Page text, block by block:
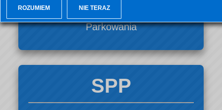
Parkowania
SPP
przetwarzanych na podstawie art. 6 ust. 1 lit a RODO (zgody), przysługuje
ma Pani/Pan prawo do wniesienia skargi do organu nadzorczego, którym jest
Ochrony Danych Osobowych, 00-193 Warszawa, ul. Stawki 2;
nałożonych przepisami prawa. W zakresie danych nieobowiązkowych ich
dobrowolne a ich ewentualne nie podanie nie skutkuje żadnymi konsekwencjami;
Pani/Pana dane nie podlegają zautomatyzowanemu podejmowaniu decyzji.
ROZUMIEM NIE TERAZ